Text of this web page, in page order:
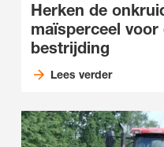
Herken de
maïsperceel
bestrijding
Lees verder